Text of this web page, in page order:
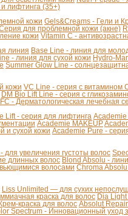
лифтинга (35+)
кожи Gels&Creams - Гели и
для проблемной кожи (акне)
кожи Vitamin C -
линия Base Line - линия для
- линия для сухой кожи Hydro-
Summer Glow Line -
кожи VC Line - серия с витамином
DM Bio Lift Line - cерия с
- Дерматологическая лечебная
Lift - серия для лифтинга
Academie MAKEUP
и сухой кожи Academie Pure -
для увеличения густоты волос
длинных волос Blond Absolu -
волосами Chroma
Liss Unlimited — для сухих
краска для волос Dia
краска для волос Absolut
Spectrum - Инновационный уход